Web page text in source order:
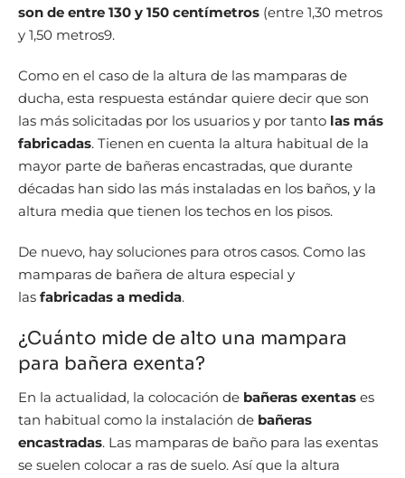
son de entre 130 y 150 centímetros (entre 1,30 metros
y 1,50 metros9.
Como en el caso de la altura de las mamparas de
ducha, esta respuesta estándar quiere decir que son
las más solicitadas por los usuarios y por tanto las más
fabricadas. Tienen en cuenta la altura habitual de la
mayor parte de bañeras encastradas, que durante
décadas han sido las más instaladas en los baños, y la
altura media que tienen los techos en los pisos.
De nuevo, hay soluciones para otros casos. Como las
mamparas de bañera de altura especial y
las fabricadas a medida.
¿Cuánto mide de alto una mampara
para bañera exenta?
En la actualidad, la colocación de bañeras exentas es
tan habitual como la instalación de bañeras
encastradas. Las mamparas de baño para las exentas
se suelen colocar a ras de suelo. Así que la altura